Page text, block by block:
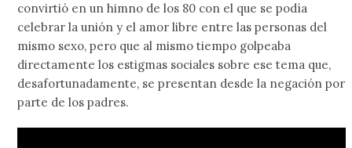
convirtió en un himno de los 80 con el que se podía
celebrar la unión y el amor libre entre las personas del
mismo sexo, pero que al mismo tiempo golpeaba
directamente los estigmas sociales sobre ese tema que,
desafortunadamente, se presentan desde la negación por
parte de los padres.